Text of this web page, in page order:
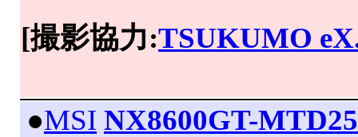
[撮影協力:TSUKUMO
●MSI NX8600GT-